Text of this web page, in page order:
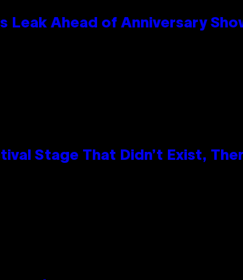
Leak Ahead of Anniversary
Stage That Didn’t Exist,